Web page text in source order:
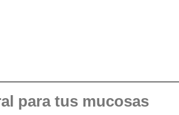
para tus mucosas